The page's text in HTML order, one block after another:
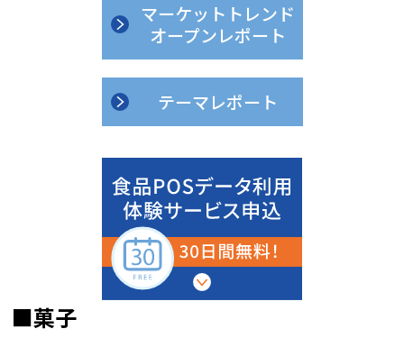
マーケットトレンド
オープンレポート
テーマレポート
■菓子